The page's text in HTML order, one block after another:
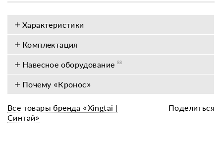
Характеристики
Комплектация
Навесное оборудование 88
Почему «Кронос»
Все товары бренда «Xingtai |
Синтай»
Поделиться